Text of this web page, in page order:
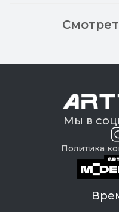
Мы в
Политика